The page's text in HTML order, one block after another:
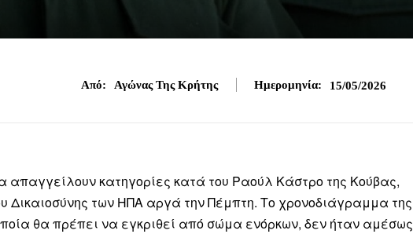
Από: Αγώνας Της Κρήτης Ημερομηνία: 15/05/2026
απαγγείλουν κατηγορίες κατά του Ραούλ Κάστρο της Κούβας,
Δικαιοσύνης των ΗΠΑ αργά την Πέμπτη. Το χρονοδιάγραμμα της
θα πρέπει να εγκριθεί από σώμα ενόρκων, δεν ήταν αμέσως